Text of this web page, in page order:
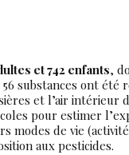
et 742 enfants,
substances ont été
et l’air intérieur
pour estimer
modes de vie
aux pesticides.